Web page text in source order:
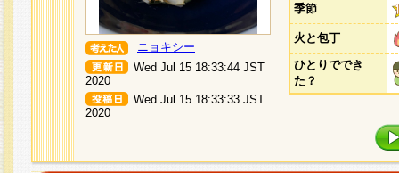
ニョキシー
Wed Jul 15 18:33:44 JST
2020
Wed Jul 15 18:33:33 JST
2020
季節
火と包丁
ひとりででき
た？